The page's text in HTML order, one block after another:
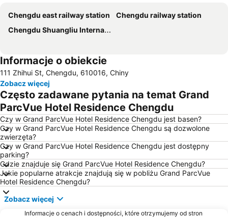
Chengdu east railway station
Chengdu railway station
Chengdu Shuangliu International Airport
Informacje o obiekcie
111 Zhihui St, Chengdu, 610016, Chiny
Zobacz więcej
Często zadawane pytania na temat Grand
ParcVue Hotel Residence Chengdu
Czy w Grand ParcVue Hotel Residence Chengdu jest basen?
Czy w Grand ParcVue Hotel Residence Chengdu są dozwolone
zwierzęta?
Czy w Grand ParcVue Hotel Residence Chengdu jest dostępny
parking?
Gdzie znajduje się Grand ParcVue Hotel Residence Chengdu?
Jakie popularne atrakcje znajdują się w pobliżu Grand ParcVue
Hotel Residence Chengdu?
Zobacz więcej
Informacje o cenach i dostępności, które otrzymujemy od stron